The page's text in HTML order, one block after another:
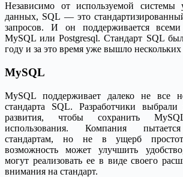
Независимо от используемой системы
данных, SQL — это
запросов. И он поддерживается
MySQL или Postgresql. Стандарт SQL
году и за это время уже вышло нескольких
MySQL
MySQL поддерживает далеко не все
стандарта SQL. Разработчики
развития, чтобы сохранить
использования. Компания пытается
стандартам, но не в ущерб
возможность может улучшить
могут реализовать ее в виде своего
внимания на стандарт.